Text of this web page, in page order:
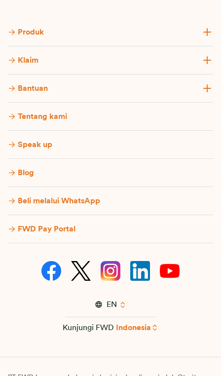
Produk
Klaim
Bantuan
Tentang kami
Speak up
Blog
Beli melalui WhatsApp
FWD Pay Portal
EN
Kunjungi FWD Indonesia